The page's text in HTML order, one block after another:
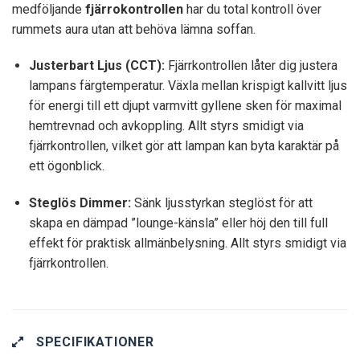
medföljande fjärrokontrollen har du total kontroll över
rummets aura utan att behöva lämna soffan.
Justerbart Ljus (CCT):Fjärrkontrollen låter dig justera
lampans färgtemperatur. Växla mellan krispigt kallvitt ljus
för energi till ett djupt varmvitt gyllene sken för maximal
hemtrevnad och avkoppling. Allt styrs smidigt via
fjärrkontrollen, vilket gör att lampan kan byta karaktär på
ett ögonblick.
Steglös Dimmer:Sänk ljusstyrkan steglöst för att
skapa en dämpad ”lounge-känsla” eller höj den till full
effekt för praktisk allmänbelysning. Allt styrs smidigt via
fjärrkontrollen.
SPECIFIKATIONER